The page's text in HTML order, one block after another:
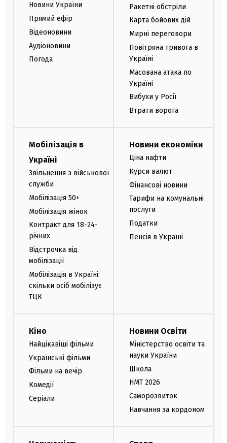
Новини України
Прямий ефір
Відеоновини
Аудіоновини
Погода
Ракетні обстріли
Карта бойових дій
Мирні переговори
Повітряна тривога в
Україні
Масована атака по
Україні
Вибухи у Росії
Втрати ворога
Мобілізація в
Україні
Звільнення з військової
служби
Мобілізація 50+
Мобілізація жінок
Контракт для 18-24-
річних
Відстрочка від
мобілізації
Мобілізація в Україні:
скільки осіб мобілізує
ТЦК
Новини економіки
Ціна нафти
Курси валют
Фінансові новини
Тарифи на комунальні
послуги
Податки
Пенсія в Україні
Кіно
Найцікавіші фільми
Українські фільми
Фільми на вечір
Комедії
Серіали
Новини Освіти
Міністерство освіти та
науки України
Школа
НМТ 2026
Саморозвиток
Навчання за кордоном